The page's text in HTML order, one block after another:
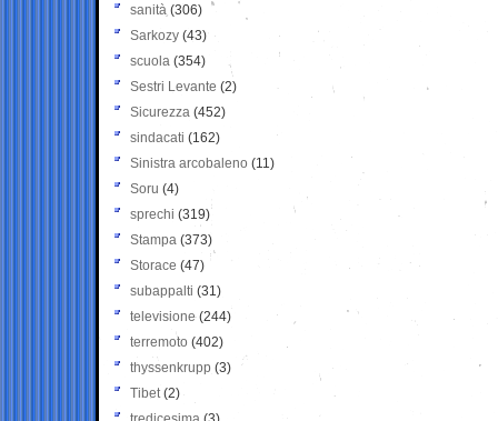
sanità (306)
Sarkozy (43)
scuola (354)
Sestri Levante (2)
Sicurezza (452)
sindacati (162)
Sinistra arcobaleno (11)
Soru (4)
sprechi (319)
Stampa (373)
Storace (47)
subappalti (31)
televisione(244)
terremoto (402)
thyssenkrupp (3)
Tibet(2)